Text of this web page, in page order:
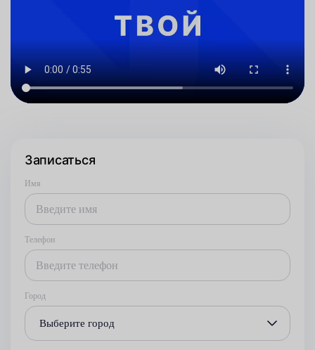
Записаться
Имя
Телефон
Город
Выберите город